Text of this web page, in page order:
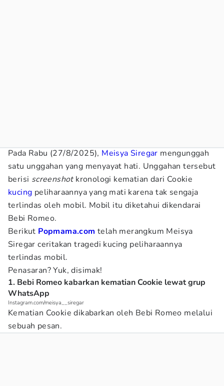
Pada Rabu (27/8/2025), Meisya Siregar mengunggah
satu unggahan yang menyayat hati. Unggahan tersebut
berisi screenshotkronologi kematian dari Cookie
kucing peliharaannya yang mati karena tak sengaja
terlindas oleh mobil. Mobil itu diketahui dikendarai
Bebi Romeo.
Berikut Popmama.com telah merangkum Meisya
Siregar ceritakan tragedi kucing peliharaannya
terlindas mobil.
Penasaran? Yuk, disimak!
1. Bebi Romeo kabarkan kematian Cookie lewat grup
WhatsApp
Instagram.com/meisya__siregar
Kematian Cookie dikabarkan oleh Bebi Romeo melalui
sebuah pesan.